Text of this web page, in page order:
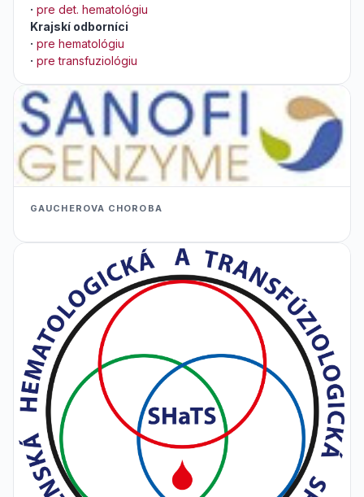
· pre det. hematológiu
Krajskí odborníci
· pre hematológiu
· pre transfuziológiu
GAUCHEROVA CHOROBA